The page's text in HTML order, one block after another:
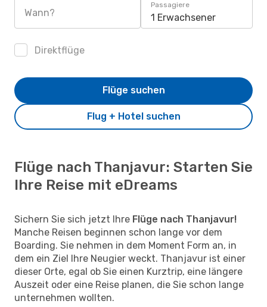
Wann?
Passagiere
1 Erwachsener
Direktflüge
Flug + Hotel suchen
Flüge suchen
Flüge nach Thanjavur: Starten Sie
Ihre Reise mit eDreams
Sichern Sie sich jetzt Ihre Flüge nach Thanjavur!
Manche Reisen beginnen schon lange vor dem
Boarding. Sie nehmen in dem Moment Form an, in
dem ein Ziel Ihre Neugier weckt. Thanjavur ist einer
dieser Orte, egal ob Sie einen Kurztrip, eine längere
Auszeit oder eine Reise planen, die Sie schon lange
unternehmen wollten.